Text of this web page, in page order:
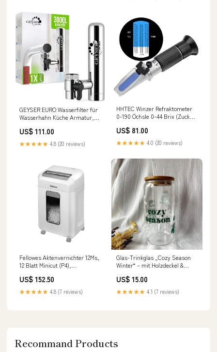
GEYSER EURO Wasserfilter für
Wasserhahn Küche Armatur,
Karutschen aus einziga cvp_60
US$ 111.00
★★★★★ 4.8 (20 reviews)
HHTEC Winzer Refraktometer
0-190 Öchsle 0-44 Brix (Zucker)
ATC für Messung initial
US$ 81.00
★★★★★ 4.0 (20 reviews)
Fellowes Aktenvernichter 12Ms,
12 Blatt Minicut (P4),
Homeoffice, Schredde
bestseller
US$ 152.50
★★★★★ 4.8 (7 reviews)
Glas-Trinkglas „Cozy Season
Winter“ – mit Holzdeckel &
US$ 15.00
★★★★★ 4.1 (7 reviews)
Recommand Products